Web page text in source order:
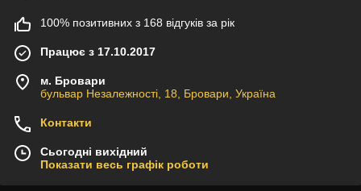
100% позитивних з 168 відгуків за рік
Працює з 17.10.2017
м. Бровари
бульвар Незалежності, 18, Бровари, Україна
Контакти
Сьогодні вихідний
Показати весь графік роботи